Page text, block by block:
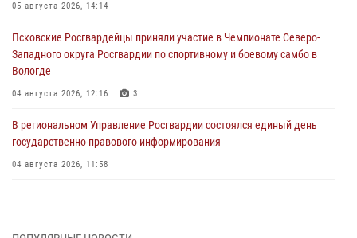
05 августа 2026, 14:14
Псковские Росгвардейцы приняли участие в Чемпионате Северо-
Западного округа Росгвардии по спортивному и боевому самбо в
Вологде
04 августа 2026, 12:16 3
В региональном Управление Росгвардии состоялся единый день
государственно-правового информирования
04 августа 2026, 11:58
03 августа 2026, 17:21